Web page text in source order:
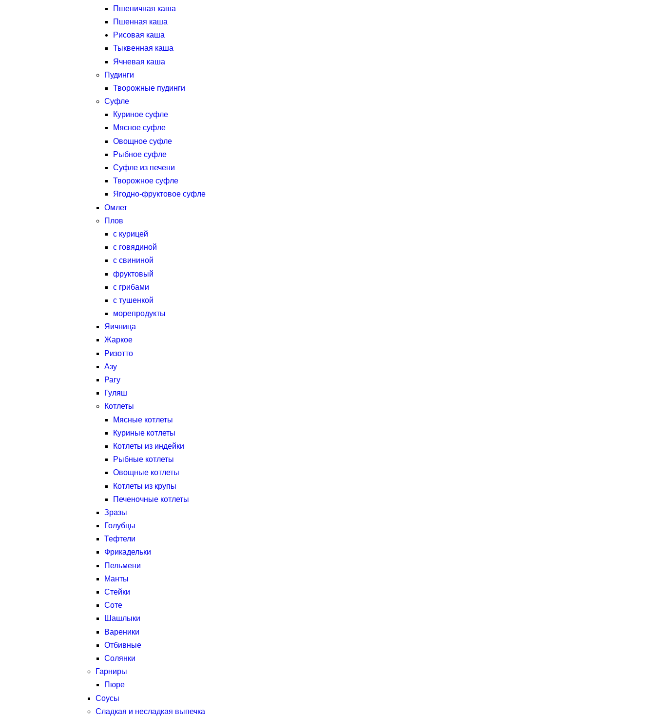
Пшеничная каша
Пшенная каша
Рисовая каша
Тыквенная каша
Ячневая каша
Пудинги
Творожные пудинги
Суфле
Куриное суфле
Мясное суфле
Овощное суфле
Рыбное суфле
Суфле из печени
Творожное суфле
Ягодно-фруктовое суфле
Омлет
Плов
с курицей
с говядиной
с свининой
фруктовый
с грибами
с тушенкой
морепродукты
Яичница
Жаркое
Ризотто
Азу
Рагу
Гуляш
Котлеты
Мясные котлеты
Куриные котлеты
Котлеты из индейки
Рыбные котлеты
Овощные котлеты
Котлеты из крупы
Печеночные котлеты
Зразы
Голубцы
Тефтели
Фрикадельки
Пельмени
Манты
Стейки
Соте
Шашлыки
Вареники
Отбивные
Солянки
Гарниры
Пюре
Соусы
Сладкая и несладкая выпечка